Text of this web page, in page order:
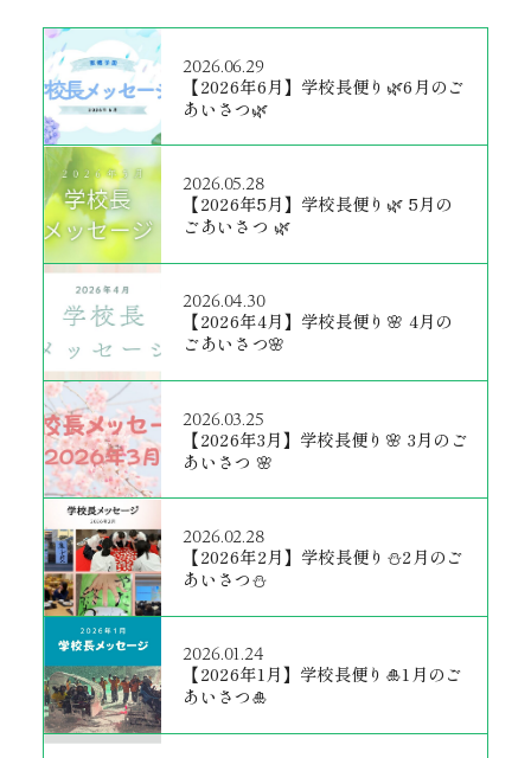
2026.06.29
【2026年6月】学校長便り🌿6月のご
あいさつ🌿
2026.05.28
【2026年5月】学校長便り🌿 5月の
ごあいさつ 🌿
2026.04.30
【2026年4月】学校長便り🌸 4月の
ごあいさつ🌸
2026.03.25
【2026年3月】学校長便り🌸 3月のご
あいさつ 🌸
2026.02.28
【2026年2月】学校長便り⛄2月のご
あいさつ⛄
2026.01.24
【2026年1月】学校長便り🎍1月のご
あいさつ🎍